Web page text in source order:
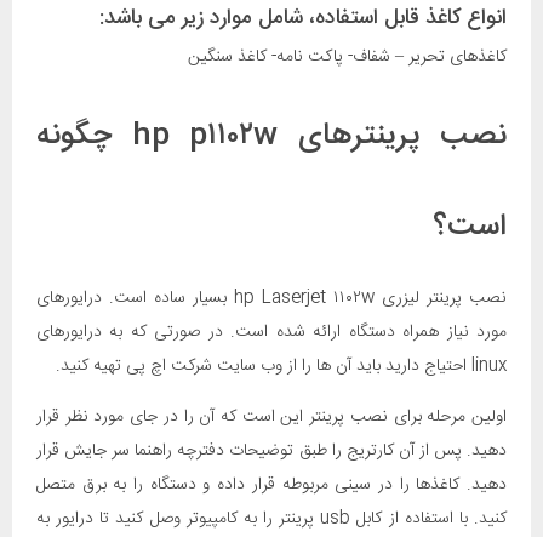
انواع کاغذ قابل استفاده، شامل موارد زیر می باشد:
کاغذهای تحریر – شفاف- پاکت نامه- کاغذ سنگین
نصب پرینترهای hp p۱۱۰۲w چگونه
است؟
نصب پرینتر لیزری hp Laserjet ۱۱۰۲w بسیار ساده است. درایورهای
مورد نیاز همراه دستگاه ارائه شده است. در صورتی که به درایورهای
linux احتیاج دارید باید آن ها را از وب سایت شرکت اچ پی تهیه کنید.
اولین مرحله برای نصب پرینتر این است که آن را در جای مورد نظر قرار
دهید. پس از آن کارتریج را طبق توضیحات دفترچه راهنما سر جایش قرار
دهید. کاغذها را در سینی مربوطه قرار داده و دستگاه را به برق متصل
کنید. با استفاده از کابل usb پرینتر را به کامپیوتر وصل کنید تا درایور به